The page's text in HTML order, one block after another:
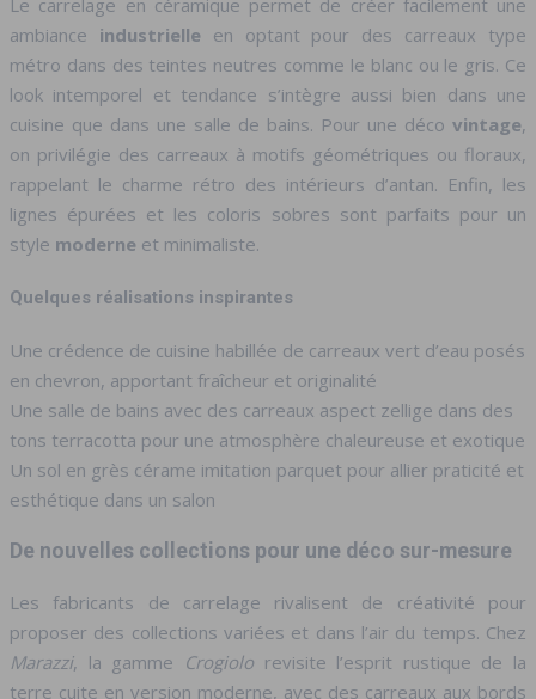
ambiance industrielle en optant pour des carreaux type
métro dans des teintes neutres comme le blanc ou le gris. Ce
look intemporel et tendance s’intègre aussi bien dans une
cuisine que dans une salle de bains. Pour une déco vintage,
on privilégie des carreaux à motifs géométriques ou floraux,
rappelant le charme rétro des intérieurs d’antan. Enfin, les
lignes épurées et les coloris sobres sont parfaits pour un
style moderne et minimaliste.
Quelques réalisations inspirantes
Une crédence de cuisine habillée de carreaux vert d’eau posés
en chevron, apportant fraîcheur et originalité
Une salle de bains avec des carreaux aspect zellige dans des
tons terracotta pour une atmosphère chaleureuse et exotique
Un sol en grès cérame imitation parquet pour allier praticité et
esthétique dans un salon
De nouvelles collections pour une déco sur-mesure
Les fabricants de carrelage rivalisent de créativité pour
proposer des collections variées et dans l’air du temps. Chez
Marazzi, la gamme Crogiolorevisite l’esprit rustique de la
terre cuite en version moderne, avec des carreaux aux bords